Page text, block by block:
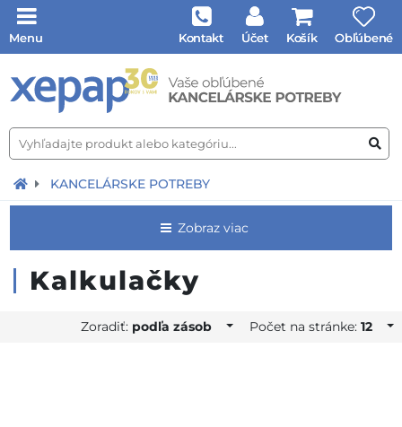
Menu Kontakt Účet Košík Obľúbené
KANCELÁRSKE POTREBY
Zobraz viac
Kalkulačky
Zoradiť: podľa zásob Počet na stránke:12